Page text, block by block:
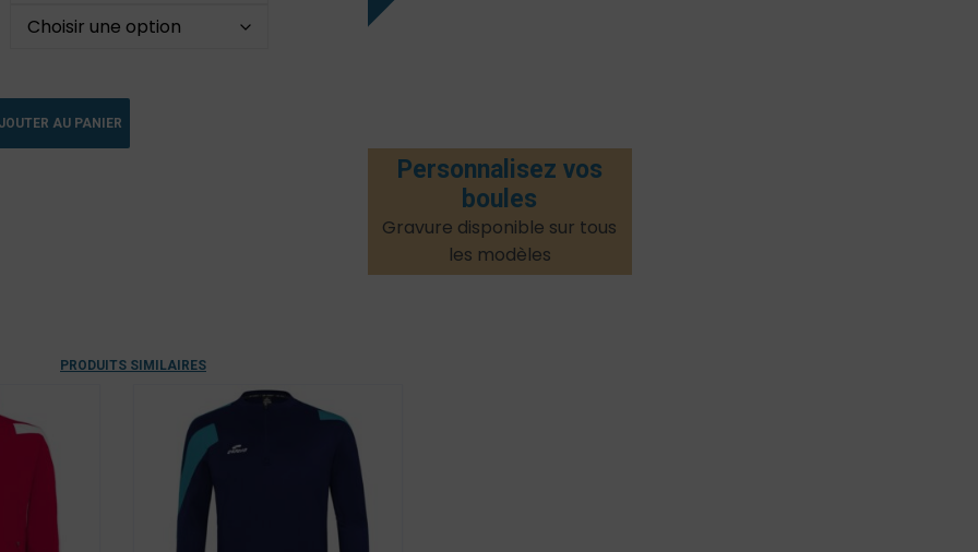
AU PANIER
Personnalisez vos
boules
Gravure disponible sur tous
les modèles​
PRODUITS SIMILAIRES